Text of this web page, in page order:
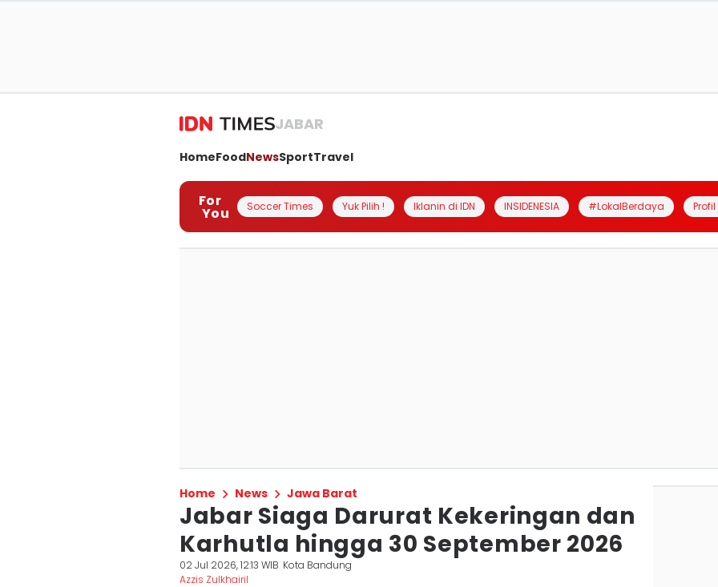
JABAR
HomeFoodNewsSportTravel
For
You Soccer Times Yuk Pilih ! Iklanin di IDN INSIDENESIA #LokalBerdaya
Home News Jawa Barat
Jabar Siaga Darurat Kekeringan dan
Karhutla hingga 30 September 2026
02 Jul 2026, 12:13 WIB Kota Bandung
Azzis Zulkhairil